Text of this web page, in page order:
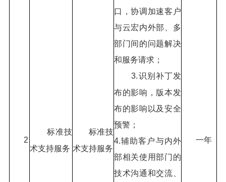
2
标准技
术支持服务
标准技
术支持服务
口，协调加速客户
与云宏内外部、多
部门间的问题解决
和服务请求；
3.识别补丁发
布的影响，版本发
布的影响以及安全
预警；
4.辅助客户与内外
部相关使用部门的
技术沟通和交流、
一年